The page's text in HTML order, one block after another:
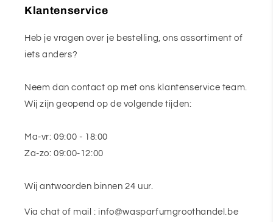
Klantenservice
Heb je vragen over je bestelling, ons assortiment of
iets anders?
Neem dan contact op met ons klantenservice team.
Wij zijn geopend op de volgende tijden:
Ma-vr: 09:00 - 18:00
Za-zo: 09:00-12:00
Wij antwoorden binnen 24 uur.
Via chat of mail : info@wasparfumgroothandel.be